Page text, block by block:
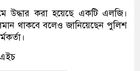
উদ্ধার করা হয়েছে একটি এলজি।
থাকবে বলেও জানিয়েছেন পুলিশ